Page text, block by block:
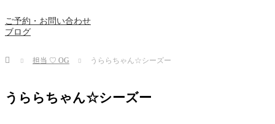
ご予約・お問い合わせ
ブログ
Home 担当 ♡ OG うららちゃん☆シーズー
うららちゃん☆シーズー